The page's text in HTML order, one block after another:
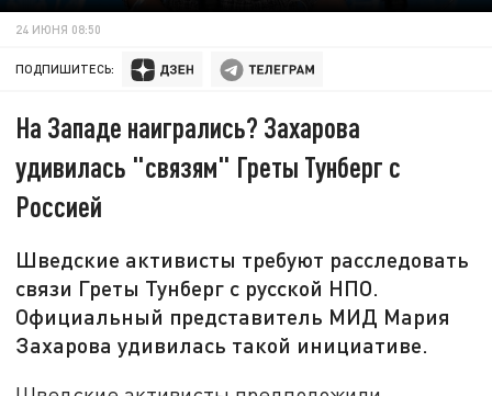
24 ИЮНЯ 08:50
ПОДПИШИТЕСЬ:
На Западе наигрались? Захарова
удивилась "связям" Греты Тунберг с
Россией
Шведские активисты требуют расследовать
связи Греты Тунберг с русской НПО.
Официальный представитель МИД Мария
Захарова удивилась такой инициативе.